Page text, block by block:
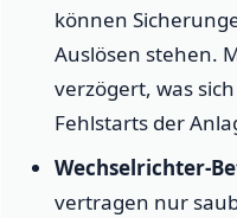
können
Auslösen stehen.
verzögert, was
Fehlstarts der
Wechselrichter-
vertragen nur